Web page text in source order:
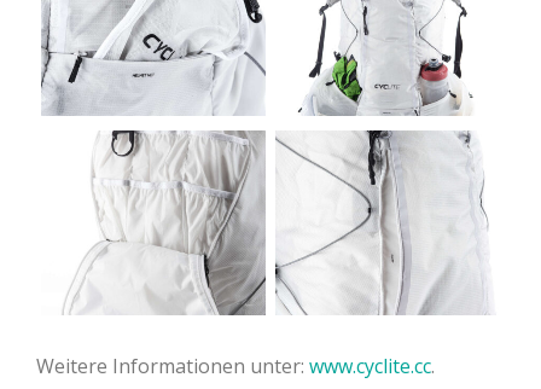
Weitere Informationen unter: www.cyclite.cc.